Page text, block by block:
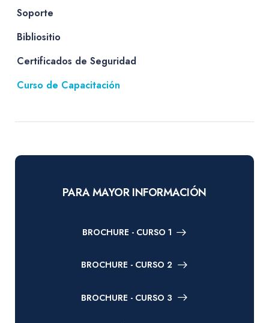
Soporte
Bibliositio
Certificados de Seguridad
Curso de Capacitación
PARA MAYOR INFORMACIÓN
BROCHURE - CURSO 1
BROCHURE - CURSO 2
BROCHURE - CURSO 3